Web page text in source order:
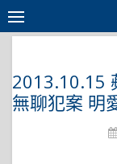
Skip
to
2013.10.15
無聊犯案 明